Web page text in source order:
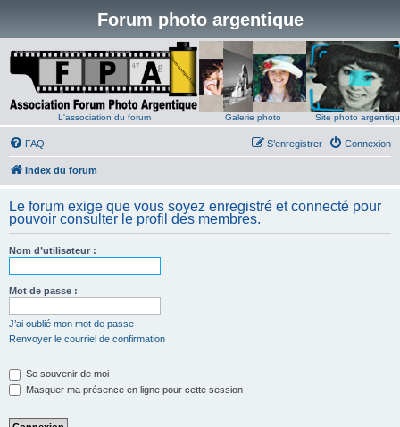
Forum photo argentique
L'association du forum Galerie photo Site photo
FAQ Connexion
S’enregistrer
Index du forum
Le forum exige que vous soyez enregistré et connecté pour
pouvoir consulter le profil des membres.
Nom d’utilisateur :
Mot de passe :
J’ai oublié mon mot de passe
Renvoyer le courriel de confirmation
Se souvenir de moi
Masquer ma présence en ligne pour cette session